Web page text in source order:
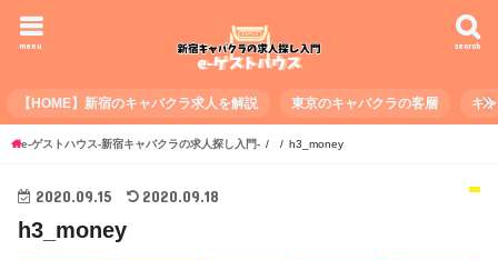
search
menu
【HOME】新宿のキャバクラ求人を解説 東京のキャバクラの客層 キ
e-ゲストハウス-新宿キャバクラの求人探し入門- h3_money
2020.09.15 2020.09.18
h3_money